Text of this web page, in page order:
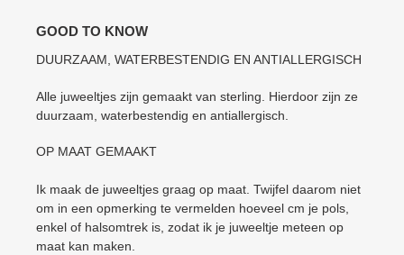
GOOD TO KNOW
DUURZAAM, WATERBESTENDIG EN ANTIALLERGISCH
Alle juweeltjes zijn gemaakt van sterling. Hierdoor zijn ze
duurzaam, waterbestendig en antiallergisch.
OP MAAT GEMAAKT
Ik maak de juweeltjes graag op maat. Twijfel daarom niet
om in een opmerking te vermelden hoeveel cm je pols,
enkel of halsomtrek is, zodat ik je juweeltje meteen op
maat kan maken.